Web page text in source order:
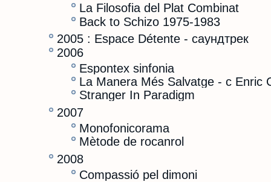
La Filosofia del Plat Combinat
Back to Schizo 1975-1983
2005 : Espace Détente - саундтрек
2006
Espontex sinfonia
La Manera Més Salvatge - с Enric
Stranger In Paradigm
2007
Monofonicorama
Mètode de rocanrol
2008
Compassió pel dimoni